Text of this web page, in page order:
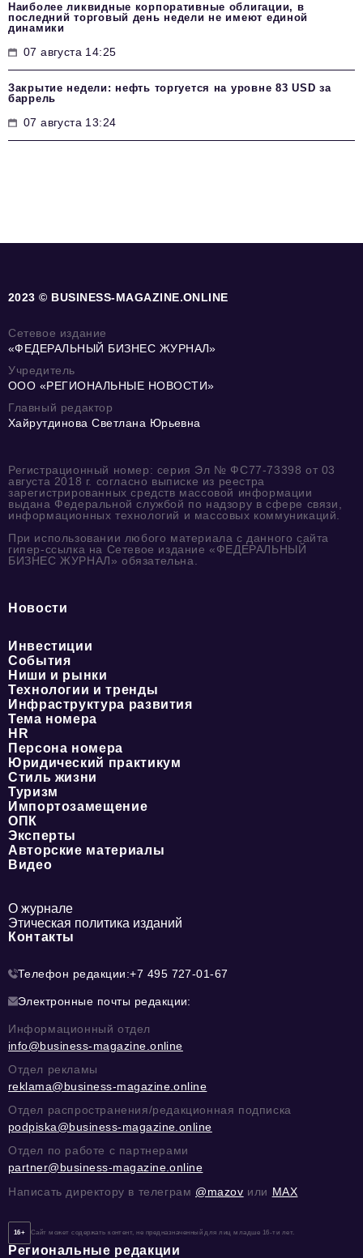
Наиболее ликвидные корпоративные облигации, в
последний торговый день недели не имеют единой
динамики
07 августа 14:25
Закрытие недели: нефть торгуется на уровне 83 USD за
баррель
07 августа 13:24
2023 © BUSINESS-MAGAZINE.ONLINE
Сетевое издание
«ФЕДЕРАЛЬНЫЙ БИЗНЕС ЖУРНАЛ»
Учредитель
ООО «РЕГИОНАЛЬНЫЕ НОВОСТИ»
Главный редактор
Хайрутдинова Светлана Юрьевна
Регистрационный номер: серия Эл № ФС77-73398 от 03
августа 2018 г. согласно выписке из реестра
зарегистрированных средств массовой информации
выдана Федеральной службой по надзору в сфере связи,
информационных технологий и массовых коммуникаций.
При использовании любого материала с данного сайта
гипер-ссылка на Сетевое издание «ФЕДЕРАЛЬНЫЙ
БИЗНЕС ЖУРНАЛ» обязательна.
Новости
Инвестиции
События
Ниши и рынки
Технологии и тренды
Инфраструктура развития
Тема номера
HR
Персона номера
Юридический практикум
Стиль жизни
Туризм
Импортозамещение
ОПК
Эксперты
Авторские материалы
Видео
О журнале
Этическая политика изданий
Контакты
Телефон редакции:+7 495 727-01-67
Электронные почты редакции:
Информационный отдел
info@business-magazine.online
Отдел рекламы
reklama@business-magazine.online
Отдел распространения/редакционная подписка
podpiska@business-magazine.online
Отдел по работе с партнерами
partner@business-magazine.online
Написать директору в телеграм @mazov или MAX
16+ Сайт может содержать контент, не предназначенный для лиц младше 16-ти лет.
Региональные редакции